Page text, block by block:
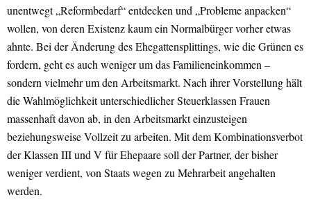
unentwegt „Reformbedarf“ entdecken und „Probleme anpacken“
wollen, von deren Existenz kaum ein Normalbürger vorher etwas
ahnte. Bei der Änderung des Ehegattensplittings, wie die Grünen es
fordern, geht es auch weniger um das Familieneinkommen –
sondern vielmehr um den Arbeitsmarkt. Nach ihrer Vorstellung hält
die Wahlmöglichkeit unterschiedlicher Steuerklassen Frauen
massenhaft davon ab, in den Arbeitsmarkt einzusteigen
beziehungsweise Vollzeit zu arbeiten. Mit dem Kombinationsverbot
der Klassen III und V für Ehepaare soll der Partner, der bisher
weniger verdient, von Staats wegen zu Mehrarbeit angehalten
werden.